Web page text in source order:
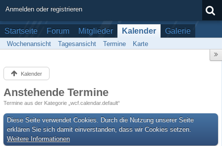
Anmelden oder registrieren
Startseite Forum Mitglieder Kalender Galerie
Wochenansicht Tagesansicht Termine Karte
Kalender
Anstehende Termine
Termine aus der Kategorie „wcf.calendar.default“
Diese Seite verwendet Cookies. Durch die Nutzung unserer Seite
erklären Sie sich damit einverstanden, dass wir Cookies setzen.
Weitere Informationen